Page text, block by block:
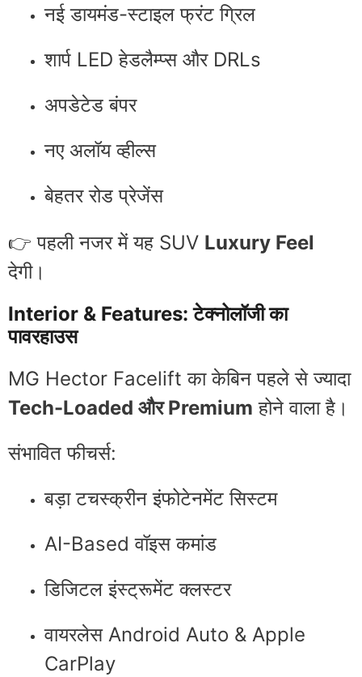
नई डायमंड-स्टाइल फ्रंट ग्रिल
शार्प LED हेडलैम्प्स और DRLs
अपडेटेड बंपर
नए अलॉय व्हील्स
बेहतर रोड प्रेजेंस
👉 पहली नजर में यह SUV Luxury Feel
देगी।
Interior & Features: टेक्नोलॉजी का
पावरहाउस
MG Hector Facelift का केबिन पहले से ज्यादा
Tech-Loaded और Premium होने वाला है।
संभावित फीचर्स:
बड़ा टचस्क्रीन इंफोटेनमेंट सिस्टम
AI-Based वॉइस कमांड
डिजिटल इंस्ट्रूमेंट क्लस्टर
वायरलेस Android Auto & Apple
CarPlay